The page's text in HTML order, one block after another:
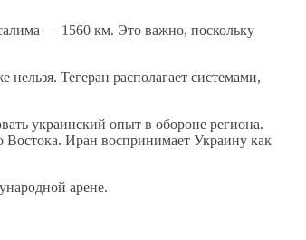
— 1560 км. Это важно, поскольку
Тегеран располагает системами,
украинский опыт в обороне региона.
Востока. Иран воспринимает Украину как
арене.